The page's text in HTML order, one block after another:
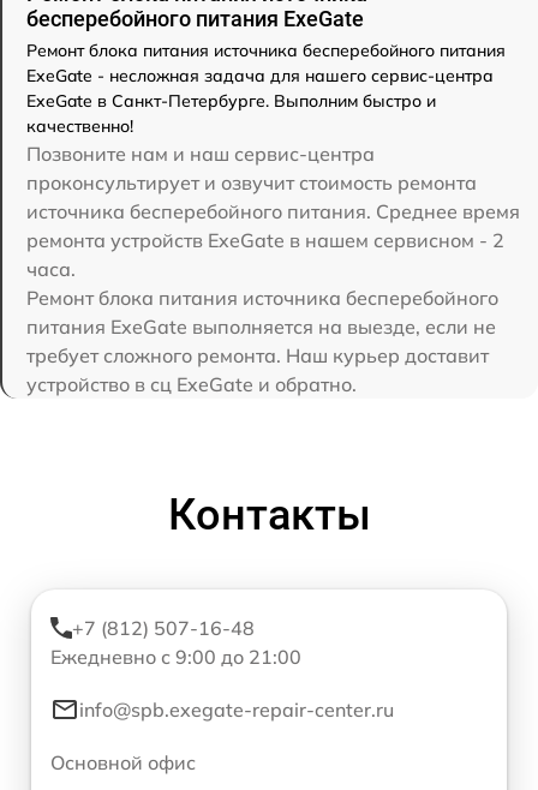
бесперебойного питания ExeGate
Ремонт блока питания источника бесперебойного питания
ExeGate - несложная задача для нашего сервис-центра
ExeGate в Санкт-Петербурге. Выполним быстро и
качественно!
Позвоните нам и наш сервис-центра
проконсультирует и озвучит стоимость ремонта
источника бесперебойного питания. Среднее время
ремонта устройств ExeGate в нашем сервисном - 2
часа.
Ремонт блока питания источника бесперебойного
питания ExeGate выполняется на выезде, если не
требует сложного ремонта. Наш курьер доставит
устройство в сц ExeGate и обратно.
Контакты
+7 (812) 507-16-48
Ежедневно с 9:00 до 21:00
info@spb.exegate-repair-center.ru
Основной офис